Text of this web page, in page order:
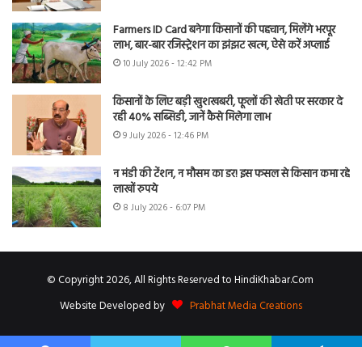
Farmers ID Card बनेगा किसानों की पहचान, मिलेंगे भरपूर
लाभ, बार-बार रजिस्ट्रेशन का झंझट खत्म, ऐसे करें अप्लाई
10 July 2026 - 12:42 PM
किसानों के लिए बड़ी खुशखबरी, फूलों की खेती पर सरकार दे
रही 40% सब्सिडी, जानें कैसे मिलेगा लाभ
9 July 2026 - 12:46 PM
न मंडी की टेंशन, न मौसम का डर! इस फसल से किसान कमा रहे
लाखों रुपये
8 July 2026 - 6:07 PM
© Copyright 2026, All Rights Reserved to HindiKhabar.Com
Website Developed by
Prabhat Media Creations